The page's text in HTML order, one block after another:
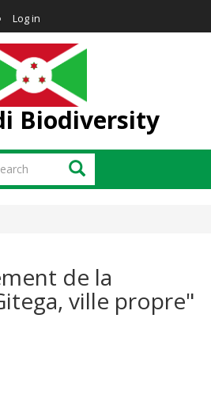
Log in
Biodiversity
Search
de la
ville propre"